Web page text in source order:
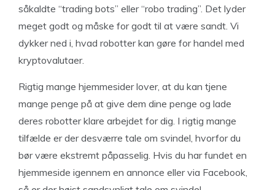
såkaldte “trading bots” eller “robo trading”. Det lyder
meget godt og måske for godt til at være sandt. Vi
dykker ned i, hvad robotter kan gøre for handel med
kryptovalutaer.
Rigtig mange hjemmesider lover, at du kan tjene
mange penge på at give dem dine penge og lade
deres robotter klare arbejdet for dig. I rigtig mange
tilfælde er der desværre tale om svindel, hvorfor du
bør være ekstremt påpasselig. Hvis du har fundet en
hjemmeside igennem en annonce eller via Facebook,